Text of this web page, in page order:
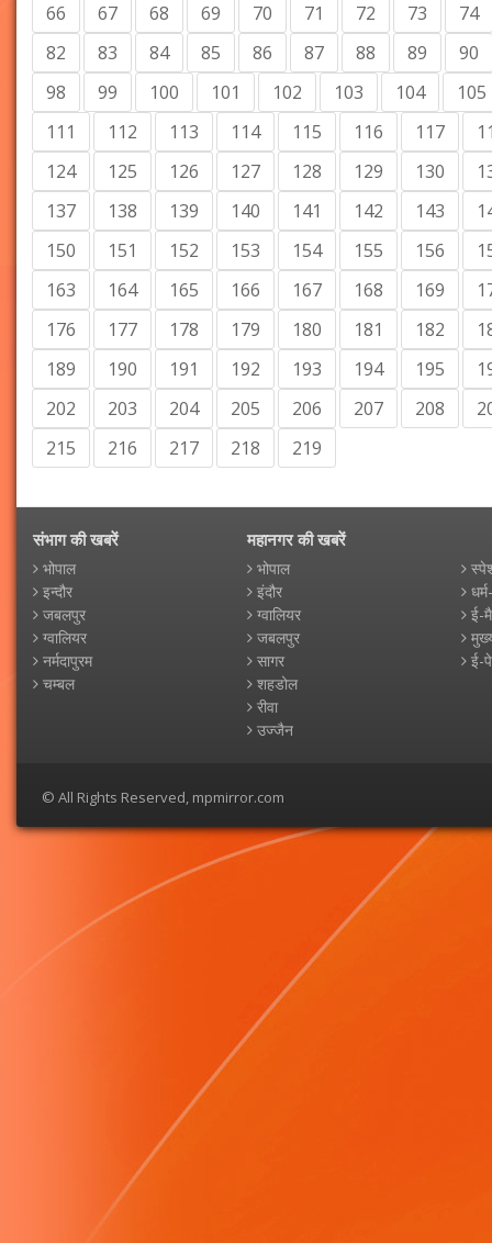
66
67 68 69 70 71 72 73
74
82
83 84 85 86 87 88 89
90
98
99 100 101 102 103 104
105
111
112 113 114 115 116 117
124
125 126 127 128 129 130
137
138 139 140 141 142 143
150
151 152 153 154 155 156
163
164 165 166 167 168 169
176
177 178 179 180 181 182
189
190 191 192 193 194 195
202
203 204 205 206 207 208
215
216 217 218 219
संभाग की खबरें
भोपाल
इन्दौर
जबलपुर
ग्वालियर
नर्मदापुरम
चम्बल
महानगर की खबरें
भोपाल
इंदौर
ग्वालियर
जबलपुर
सागर
शहडोल
रीवा
उज्जैन
ई-
ई-
© All Rights Reserved, mpmirror.com